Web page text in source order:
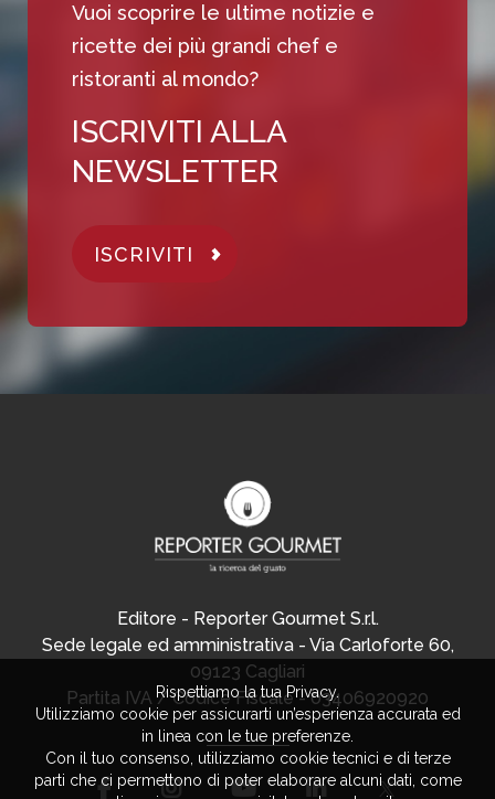
Vuoi scoprire le ultime notizie e
ricette dei più grandi chef e
ristoranti al mondo?
ISCRIVITI ALLA
NEWSLETTER
ISCRIVITI
Editore - Reporter Gourmet S.r.l.
Sede legale ed amministrativa - Via Carloforte 60,
09123 Cagliari
Partita IVA / Codice Fiscale - 03406920920
Rispettiamo la tua Privacy.
Utilizziamo cookie per assicurarti un’esperienza accurata ed
in linea con le tue preferenze.
Con il tuo consenso, utilizziamo cookie tecnici e di terze
parti che ci permettono di poter elaborare alcuni dati, come